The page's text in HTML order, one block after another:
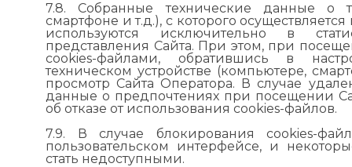
7.8. Собранные технические данные о
смартфоне и т.д.), с которого
используются исключительно в
представления Сайта. При этом, при
cookies-файлами, обратившись в
техническом устройстве (компьютере,
просмотр Сайта Оператора. В случае
данные о предпочтениях при посещении
об отказе от использования cookies-файлов.
7.9. В случае блокирования cookies-
пользовательском интерфейсе, и
стать недоступными.